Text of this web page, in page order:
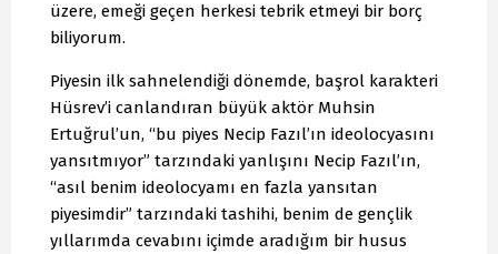
üzere, emeği geçen herkesi tebrik etmeyi bir borç
biliyorum.
Piyesin ilk sahnelendiği dönemde, başrol karakteri
Hüsrev’i canlandıran büyük aktör Muhsin
Ertuğrul’un, “bu piyes Necip Fazıl’ın ideolocyasını
yansıtmıyor” tarzındaki yanlışını Necip Fazıl’ın,
“asıl benim ideolocyamı en fazla yansıtan
piyesimdir” tarzındaki tashihi, benim de gençlik
yıllarımda cevabını içimde aradığım bir husus